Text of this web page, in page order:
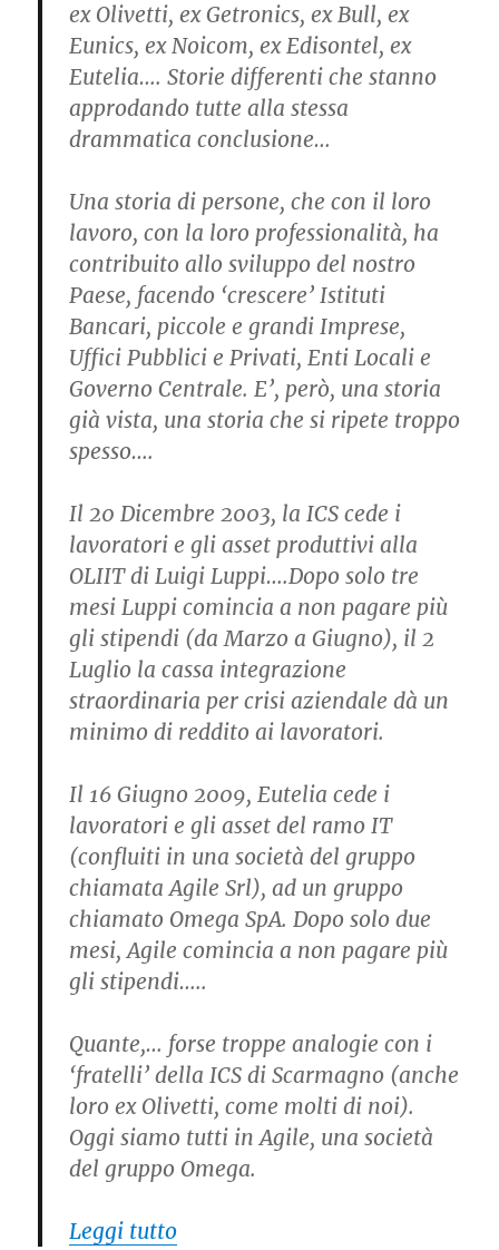
ex Olivetti, ex Getronics, ex Bull, ex
Eunics, ex Noicom, ex Edisontel, ex
Eutelia…. Storie differenti che stanno
approdando tutte alla stessa
drammatica conclusione…
Una storia di persone, che con il loro
lavoro, con la loro professionalità, ha
contribuito allo sviluppo del nostro
Paese, facendo ‘crescere’ Istituti
Bancari, piccole e grandi Imprese,
Uffici Pubblici e Privati, Enti Locali e
Governo Centrale. E’, però, una storia
già vista, una storia che si ripete troppo
spesso….
Il 20 Dicembre 2003, la ICS cede i
lavoratori e gli asset produttivi alla
OLIIT di Luigi Luppi….Dopo solo tre
mesi Luppi comincia a non pagare più
gli stipendi (da Marzo a Giugno), il 2
Luglio la cassa integrazione
straordinaria per crisi aziendale dà un
minimo di reddito ai lavoratori.
Il 16 Giugno 2009, Eutelia cede i
lavoratori e gli asset del ramo IT
(confluiti in una società del gruppo
chiamata Agile Srl), ad un gruppo
chiamato Omega SpA. Dopo solo due
mesi, Agile comincia a non pagare più
gli stipendi…..
Quante,… forse troppe analogie con i
‘fratelli’ della ICS di Scarmagno (anche
loro ex Olivetti, come molti di noi).
Oggi siamo tutti in Agile, una società
del gruppo Omega.
Leggi tutto“Salvare il salvabile per il caso